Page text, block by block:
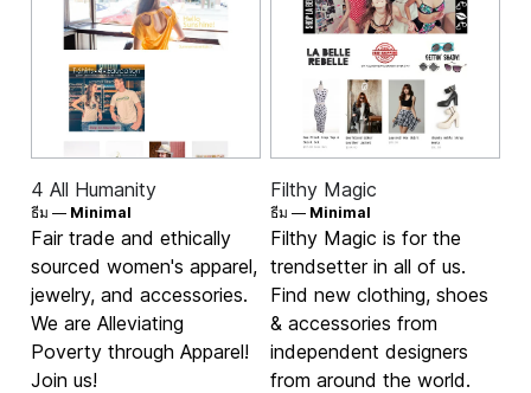
4 All Humanity
ธีม — Minimal
Fair trade and ethically
sourced women's apparel,
jewelry, and accessories.
We are Alleviating
Poverty through Apparel!
Join us!
Filthy Magic
ธีม — Minimal
Filthy Magic is for the
trendsetter in all of us.
Find new clothing, shoes
& accessories from
independent designers
from around the world.